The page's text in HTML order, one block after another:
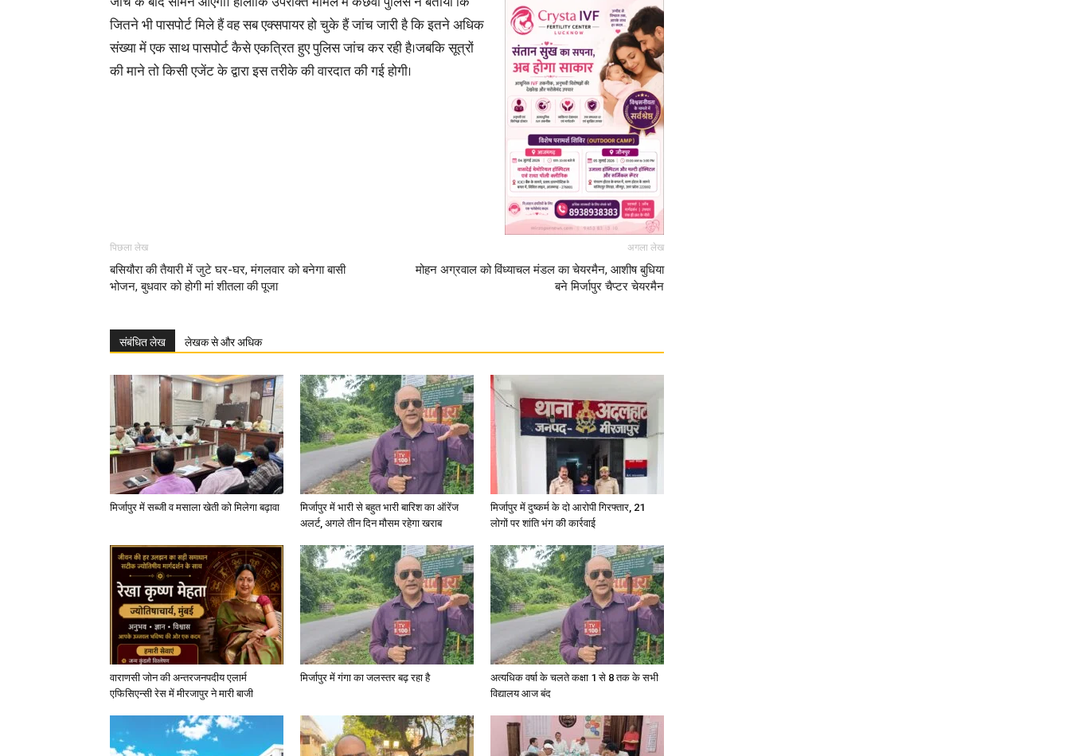
जितने भी पासपोर्ट मिले हैं वह सब एक्सपायर हो चुके हैं जांच जारी है कि इतने अधिक
संख्या में एक साथ पासपोर्ट कैसे एकत्रित हुए पुलिस जांच कर रही है।जबकि सूत्रों
की माने तो किसी एजेंट के द्वारा इस तरीके की वारदात की गई होगी।
पिछला लेख
बसियौरा की तैयारी में जुटे घर-घर, मंगलवार को बनेगा बासी
भोजन, बुधवार को होगी मां शीतला की पूजा
अगला लेख
मोहन अग्रवाल को विंध्याचल मंडल का चेयरमैन, आशीष बुधिया
बने मिर्जापुर चैप्टर चेयरमैन
संबंधित लेख लेखक से और अधिक
मिर्जापुर में सब्जी व मसाला खेती को मिलेगा बढ़ावा
मिर्जापुर में भारी से बहुत भारी बारिश का ऑरेंज
अलर्ट, अगले तीन दिन मौसम रहेगा खराब
मिर्जापुर में दुष्कर्म के दो आरोपी गिरफ्तार, 21
लोगों पर शांति भंग की कार्रवाई
वाराणसी जोन की अन्तरजनपदीय एलार्म
एफिसिएन्सी रेस में मीरजापुर ने मारी बाजी
मिर्जापुर में गंगा का जलस्तर बढ़ रहा है
अत्यधिक वर्षा के चलते कक्षा 1 से 8 तक के सभी
विद्यालय आज बंद